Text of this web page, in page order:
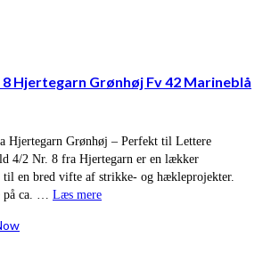
Hjertegarn Grønhøj Fv 42 Marineblå
Hjertegarn Grønhøj – Perfekt til Lettere
4/2 Nr. 8 fra Hjertegarn er en lækker
til en bred vifte af strikke- og hækleprojekter.
på ca. … Læs mere